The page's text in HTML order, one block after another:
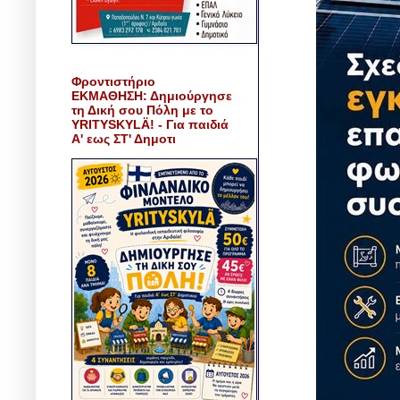
Φροντιστήριο
ΕΚΜΑΘΗΣΗ: Δημιούργησε
τη Δική σου Πόλη με το
YRITYSKYLÄ! - Για παιδιά
Α' εως ΣΤ' Δημοτι